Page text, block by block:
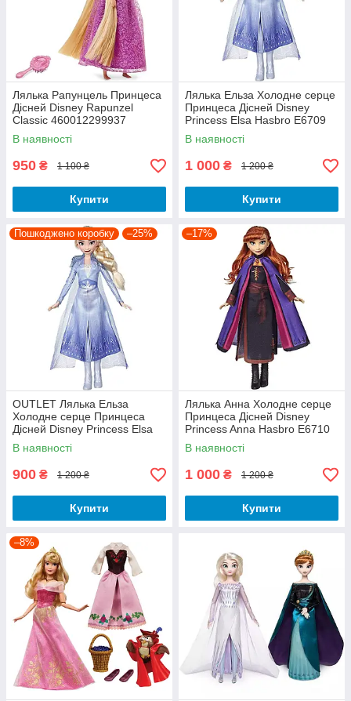
Лялька Рапунцель Принцеса
Дісней Disney Rapunzel
Classic 460012299937
В наявності
950 ₴ 1 100 ₴
Купити
Лялька Ельза Холодне серце
Принцеса Дісней Disney
Princess Elsa Hasbro E6709
В наявності
1 000 ₴ 1 200 ₴
Купити
Пошкоджено коробку –25%
OUTLET Лялька Ельза
Холодне серце Принцеса
Дісней Disney Princess Elsa
Hasbro E6709 Пошкоджено
коробку
В наявності
900 ₴ 1 200 ₴
Купити
–17%
Лялька Анна Холодне серце
Принцеса Дісней Disney
Princess Anna Hasbro E6710
В наявності
1 000 ₴ 1 200 ₴
Купити
–8%